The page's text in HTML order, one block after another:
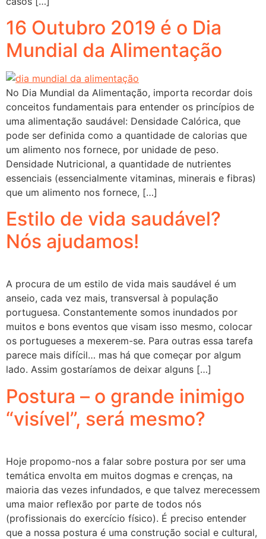
16 Outubro 2019 é o Dia
Mundial da Alimentação
No Dia Mundial da Alimentação, importa recordar dois
conceitos fundamentais para entender os princípios de
uma alimentação saudável: Densidade Calórica, que
pode ser definida como a quantidade de calorias que
um alimento nos fornece, por unidade de peso.
Densidade Nutricional, a quantidade de nutrientes
essenciais (essencialmente vitaminas, minerais e fibras)
que um alimento nos fornece, […]
Estilo de vida saudável?
Nós ajudamos!
A procura de um estilo de vida mais saudável é um
anseio, cada vez mais, transversal à população
portuguesa. Constantemente somos inundados por
muitos e bons eventos que visam isso mesmo, colocar
os portugueses a mexerem-se. Para outras essa tarefa
parece mais difícil… mas há que começar por algum
lado. Assim gostaríamos de deixar alguns […]
Postura – o grande inimigo
“visível”, será mesmo?
Hoje propomo-nos a falar sobre postura por ser uma
temática envolta em muitos dogmas e crenças, na
maioria das vezes infundados, e que talvez merecessem
uma maior reflexão por parte de todos nós
(profissionais do exercício físico). É preciso entender
que a nossa postura é uma construção social e cultural,